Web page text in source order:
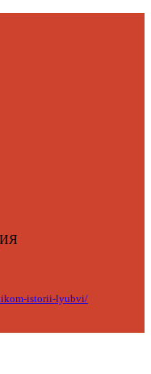
istorii-lyubvi/